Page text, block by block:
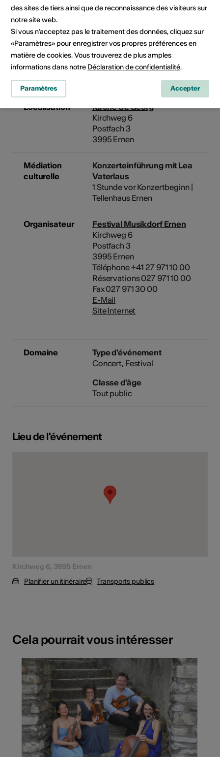
Pas de date de mise en œuvre
Cliquez sur une date pour ajouter l'événement à votre
Informations sur l'événement
Localisation
Kirche St. Georg
Kirchweg 6
Postfach 3
3995 Ernen
Médiation
culturelle
Konzerteinführung mit Lea
Vaterlaus
1 Stunde vor Konzertbeginn |
Tellenhaus Ernen
Organisateur
Festival Musikdorf Ernen
Kirchweg 6
Postfach 3
3995 Ernen
Téléphone +41 27 971 10 00
Réservations 027 971 10 00
Fax 027 971 30 00
E-Mail
Site Internet
Domaine
Type d'événement
Concert Festival
Classe d'âge
Tout public
Lieu de l'événement
Kirchweg 6, 3995 Ernen
Planifier un itinéraire
Transports publics
Cela pourrait vous intéresser
des sites de tiers ainsi que de reconnaissance des visiteurs sur
notre site web.
Si vous n’acceptez pas le traitement des données, cliquez sur
«Paramètres» pour enregistrer vos propres préférences en
matière de cookies. Vous trouverez de plus amples
informations dans notre Déclaration de confidentialité.
Paramètres Accepter